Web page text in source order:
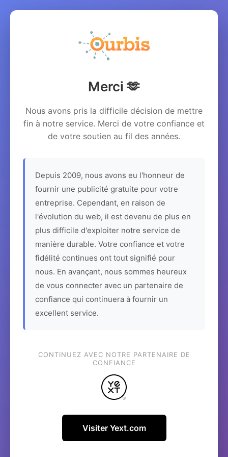
Merci 🫶
Nous avons pris la difficile décision de mettre
fin à notre service. Merci de votre confiance et
de votre soutien au fil des années.
Depuis 2009, nous avons eu l'honneur de
fournir une publicité gratuite pour votre
entreprise. Cependant, en raison de
l'évolution du web, il est devenu de plus en
plus difficile d'exploiter notre service de
manière durable. Votre confiance et votre
fidélité continues ont tout signifié pour
nous. En avançant, nous sommes heureux
de vous connecter avec un partenaire de
confiance qui continuera à fournir un
excellent service.
CONTINUEZ AVEC NOTRE PARTENAIRE DE
CONFIANCE
Visiter Yext.com